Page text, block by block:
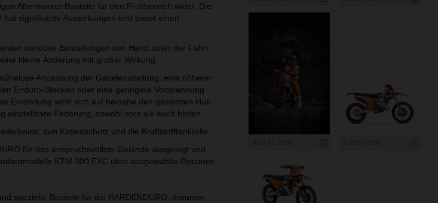
Aftermarket-Bauteile für den Profibereich wider. Die
signifikante Auswirkungen und bietet einen
nahtlose Einstellungen von Hand unter der Fahrt
kleine Änderung mit großer Wirkung.
Anpassung der Gabeleinstellung: eine höherer
Enduro-Stecken oder eine geringere Vorspannung
Einstellung wirkt sich auf beinahe den gesamten Hub
einstellbare Federung, sowohl vorn als auch hinten.
den Kettenschutz und die Kraftstofftankrolle.
für das anspruchsvollste Gelände ausgelegt und
KTM 300 EXC über ausgewählte Optionen
spezielle Bauteile für die HARDENDURO, darunter: